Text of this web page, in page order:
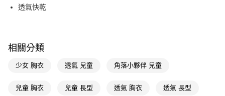
Apple Pay
悠遊付
Google Pay
AFTEE先享後付
透氣快乾
相關分類
少女 胸衣 透氣 兒童 角落小夥伴 兒童
兒童 胸衣 兒童 長型 透氣 胸衣 透氣 長型